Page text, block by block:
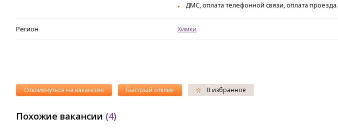
ДМС, оплата телефонной связи, оплата проезда.
Регион Химки
Откликнуться на вакансию Быстрый отклик В избранное
Похожие вакансии (4)